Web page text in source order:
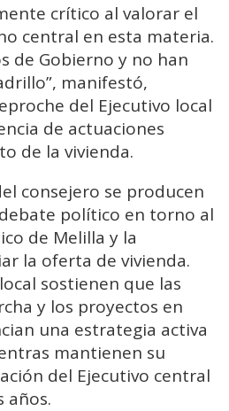
crítico al valorar el
central en esta materia.
de Gobierno y no han
manifestó,
del Ejecutivo local
de actuaciones
de la vivienda.
consejero se producen
político en torno al
de Melilla y la
la oferta de vivienda.
sostienen que las
y los proyectos en
una estrategia activa
mantienen su
del Ejecutivo central
años.